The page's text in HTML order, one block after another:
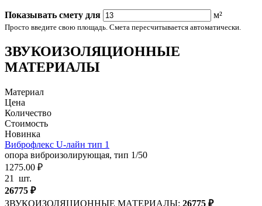
Показывать смету для м²
Просто введите свою площадь. Смета пересчитывается автоматически.
ЗВУКОИЗОЛЯЦИОННЫЕ
МАТЕРИАЛЫ
Материал
Цена
Количество
Стоимость
Новинка
Виброфлекс U-лайн тип 1
опора виброизолирующая, тип 1/50
1275.00 ₽
21
шт.
26775 ₽
ЗВУКОИЗОЛЯЦИОННЫЕ МАТЕРИАЛЫ: 26775 ₽